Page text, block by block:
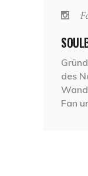
des
Fan